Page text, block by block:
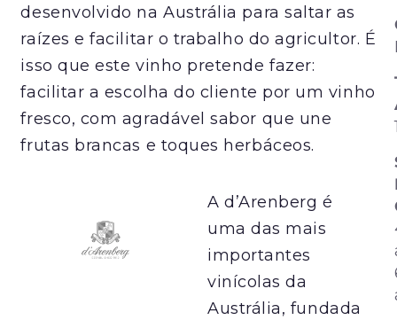
desenvolvido na Austrália para saltar as
raízes e facilitar o trabalho do agricultor. É
isso que este vinho pretende fazer:
facilitar a escolha do cliente por um vinho
fresco, com agradável sabor que une
frutas brancas e toques herbáceos.
A d’Arenberg é
uma das mais
importantes
vinícolas da
Austrália, fundada